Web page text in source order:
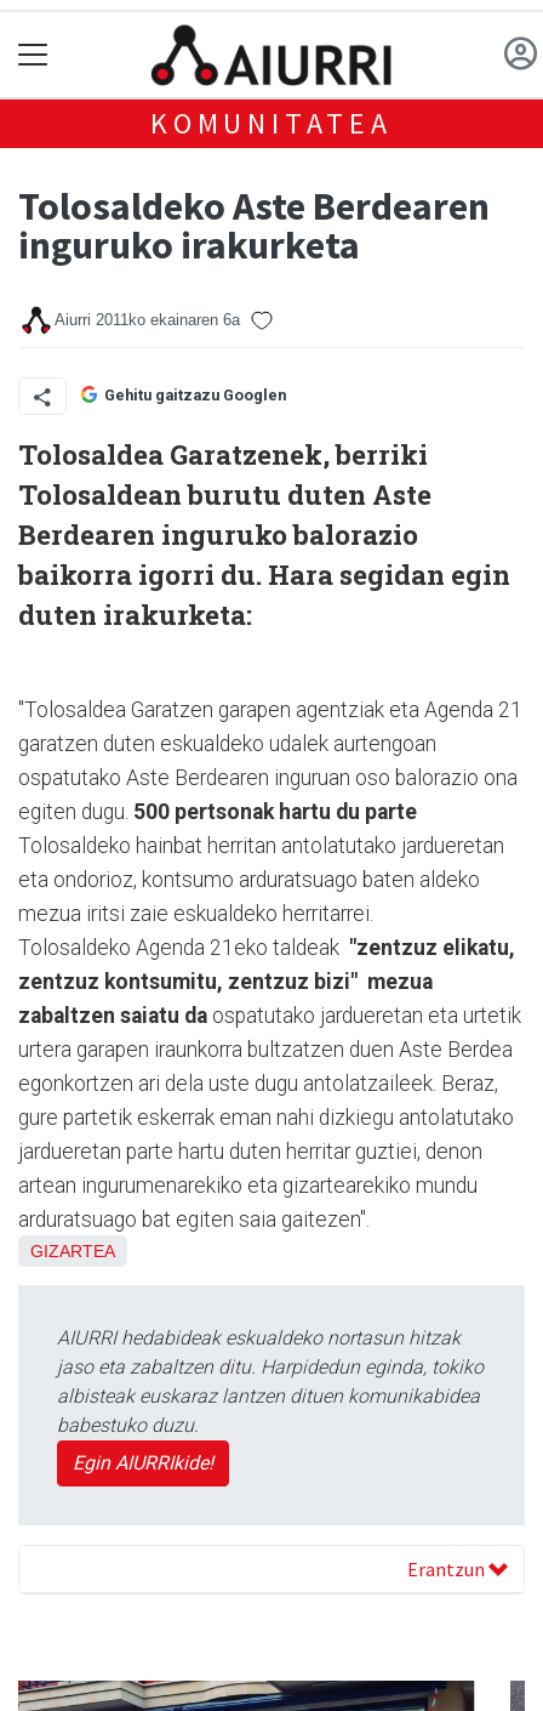
KOMUNITATEA
Tolosaldeko Aste Berdearen
inguruko irakurketa
Aiurri 2011ko ekainaren 6a
Gehitu gaitzazu Googlen
Tolosaldea Garatzenek, berriki
Tolosaldean burutu duten Aste
Berdearen inguruko balorazio
baikorra igorri du. Hara segidan egin
duten irakurketa:
"Tolosaldea Garatzen garapen agentziak eta Agenda 21
garatzen duten eskualdeko udalek aurtengoan
ospatutako Aste Berdearen inguruan oso balorazio ona
egiten dugu. 500 pertsonak hartu du parte
Tolosaldeko hainbat herritan antolatutako jardueretan
eta ondorioz, kontsumo arduratsuago baten aldeko
mezua iritsi zaie eskualdeko herritarrei.
Tolosaldeko Agenda 21eko taldeak "zentzuz elikatu,
zentzuz kontsumitu, zentzuz bizi" mezua
zabaltzen saiatu da ospatutako jardueretan eta urtetik
urtera garapen iraunkorra bultzatzen duen Aste Berdea
egonkortzen ari dela uste dugu antolatzaileek. Beraz,
gure partetik eskerrak eman nahi dizkiegu antolatutako
jardueretan parte hartu duten herritar guztiei, denon
artean ingurumenarekiko eta gizartearekiko mundu
arduratsuago bat egiten saia gaitezen".
GIZARTEA
AIURRI hedabideak eskualdeko nortasun hitzak
jaso eta zabaltzen ditu. Harpidedun eginda, tokiko
albisteak euskaraz lantzen dituen komunikabidea
babestuko duzu.
Egin AIURRIkide!
Erantzun